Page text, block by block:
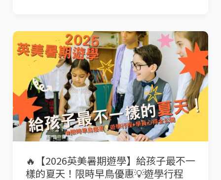
說!
🔥【2026英美暑期遊學】給孩子最不一
樣的夏天！限時早鳥優惠💡遊學行程
【2026
英
美
暑
期
遊
學】
給
孩